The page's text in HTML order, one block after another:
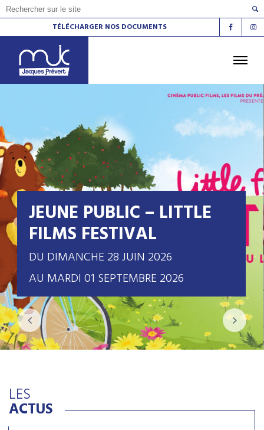
TÉLÉCHARGER NOS DOCUMENTS
L'AGENDA LES ATELIERS
LES ESPACES DE VIE SOCIALE
LA RADIO LA MJC LES LIEUX
JEUNE PUBLIC – LITTLE
FILMS FESTIVAL
DU DIMANCHE 28 JUIN 2026
AU MARDI 01 SEPTEMBRE 2026
LES
ACTUS